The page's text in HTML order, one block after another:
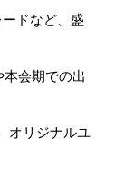
ドなど、盛
会期での出
オリジナルユ